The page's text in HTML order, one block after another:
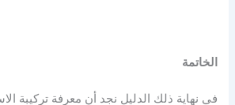
الخاتمة
في نهاية ذلك الدليل نجد أن معرفة تركيبة